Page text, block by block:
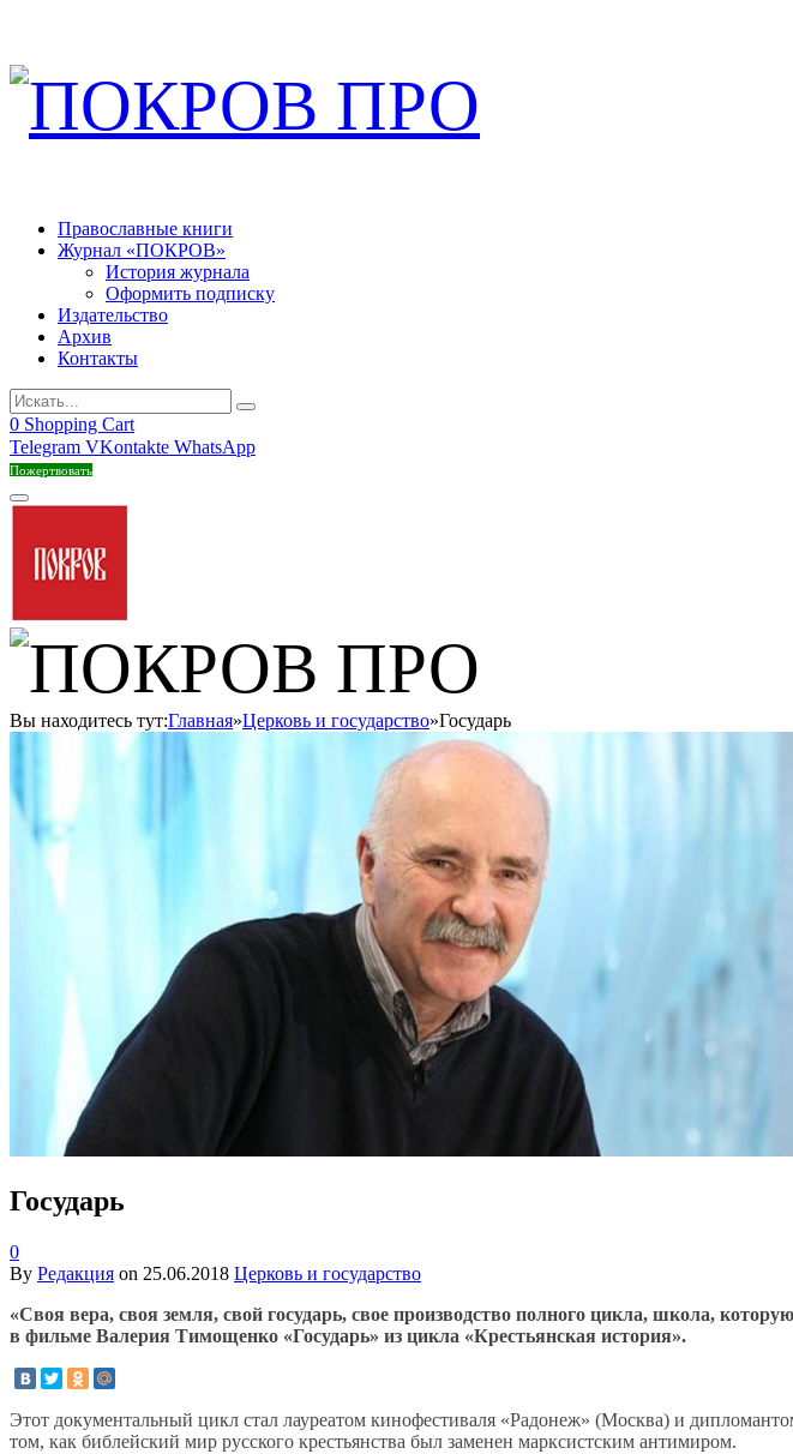
Православные книги
Журнал «ПОКРОВ»
История журнала
Оформить подписку
Издательство
Архив
Контакты
0 Shopping Cart
Telegram VKontakte WhatsApp
Пожертвовать
Вы находитесь тут:Главная»Церковь и государство»Государь
Государь
0
By Редакция on 25.06.2018 Церковь и государство
«Своя вера, своя земля, свой государь, свое производство полного цикла, школа,
в фильме Валерия Тимощенко «Государь» из цикла «Крестьянская история».
Этот документальный цикл стал лауреатом кинофестиваля «Радонеж» (Москва) и
том, как библейский мир русского крестьянства был заменен марксистским антимиром.